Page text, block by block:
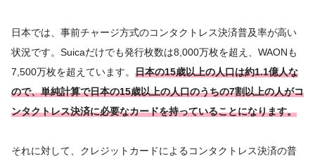
日本では、事前チャージ方式のコンタクトレス決済普及率が高い
状況です。Suicaだけでも発行枚数は8,000万枚を超え、WAONも
7,500万枚を超えています。 日本の15歳以上の人口は約1.1億人な
ので、単純計算で日本の15歳以上の人口のうちの7割以上の人がコ
ンタクトレス決済に必要なカードを持っていることになります。
それに対して、クレジットカードによるコンタクトレス決済の普